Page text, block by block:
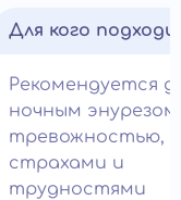
Для кого
Рекомендуется
ночным энурезом,
тревожностью,
страхами и
трудностями